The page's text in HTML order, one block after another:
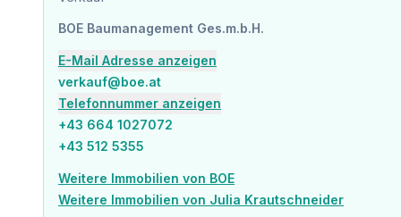
Zusätzlich profitieren Sie noch bis Juni 2026 von der Befreiung der Eintragungsgebühr im
Diese Wohnung vereint modernes Wohnen mit einem hohen Maß an Komfort und bietet den
Überzeugen Sie sich selbst bei einer Besichtigung – wir
Infrastruktur / Entfernungen
BOE Baumanagement Ges.m.b.H.
E-Mail Adresse anzeigen
verkauf@boe.at
Telefonnummer anzeigen
+43 664 1027072
+43 512 5355
Weitere Immobilien von BOE
Weitere Immobilien von Julia Krautschneider